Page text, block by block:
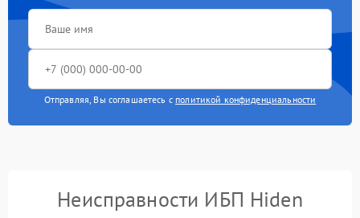
Отправляя, Вы соглашаетесь с политикой конфиденциальности
Неисправности ИБП Hiden